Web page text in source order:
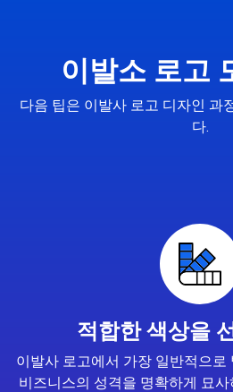
이발소 로고
다음 팁은 이발사 로고 디자인 과
다.
적합한 색상을
이발사 로고에서 가장 일반적으로
비즈니스의 성격을 명확하게 묘